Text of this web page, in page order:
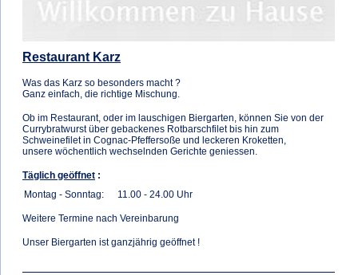
Restaurant Karz
Was das Karz so besonders macht ?
Ganz einfach, die richtige Mischung.
Ob im Restaurant, oder im lauschigen Biergarten, können Sie von der
Currybratwurst über gebackenes Rotbarschfilet bis hin zum
Schweinefilet in Cognac-Pfeffersoße und leckeren Kroketten,
unsere wöchentlich wechselnden Gerichte geniessen.
Täglich geöffnet:
Montag - Sonntag:
11.00 - 24.00 Uhr
Weitere Termine nach Vereinbarung
Unser Biergarten ist ganzjährig geöffnet !